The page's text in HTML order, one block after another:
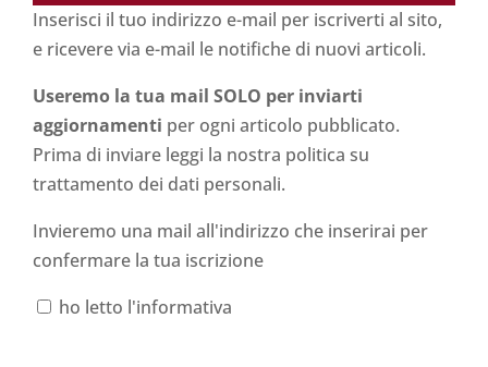
Inserisci il tuo indirizzo e-mail per iscriverti al sito,
e ricevere via e-mail le notifiche di nuovi articoli.
Useremo la tua mail SOLO per inviarti
aggiornamenti per ogni articolo pubblicato.
Prima di inviare leggi la nostra politica su
trattamento dei dati personali.
Invieremo una mail all'indirizzo che inserirai per
confermare la tua iscrizione
ho letto l'informativa